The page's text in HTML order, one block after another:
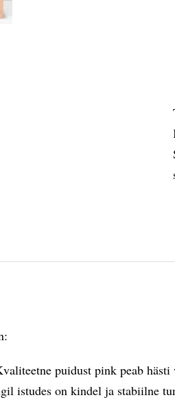
puidust pink peab hästi
istudes on kindel ja stabiilne